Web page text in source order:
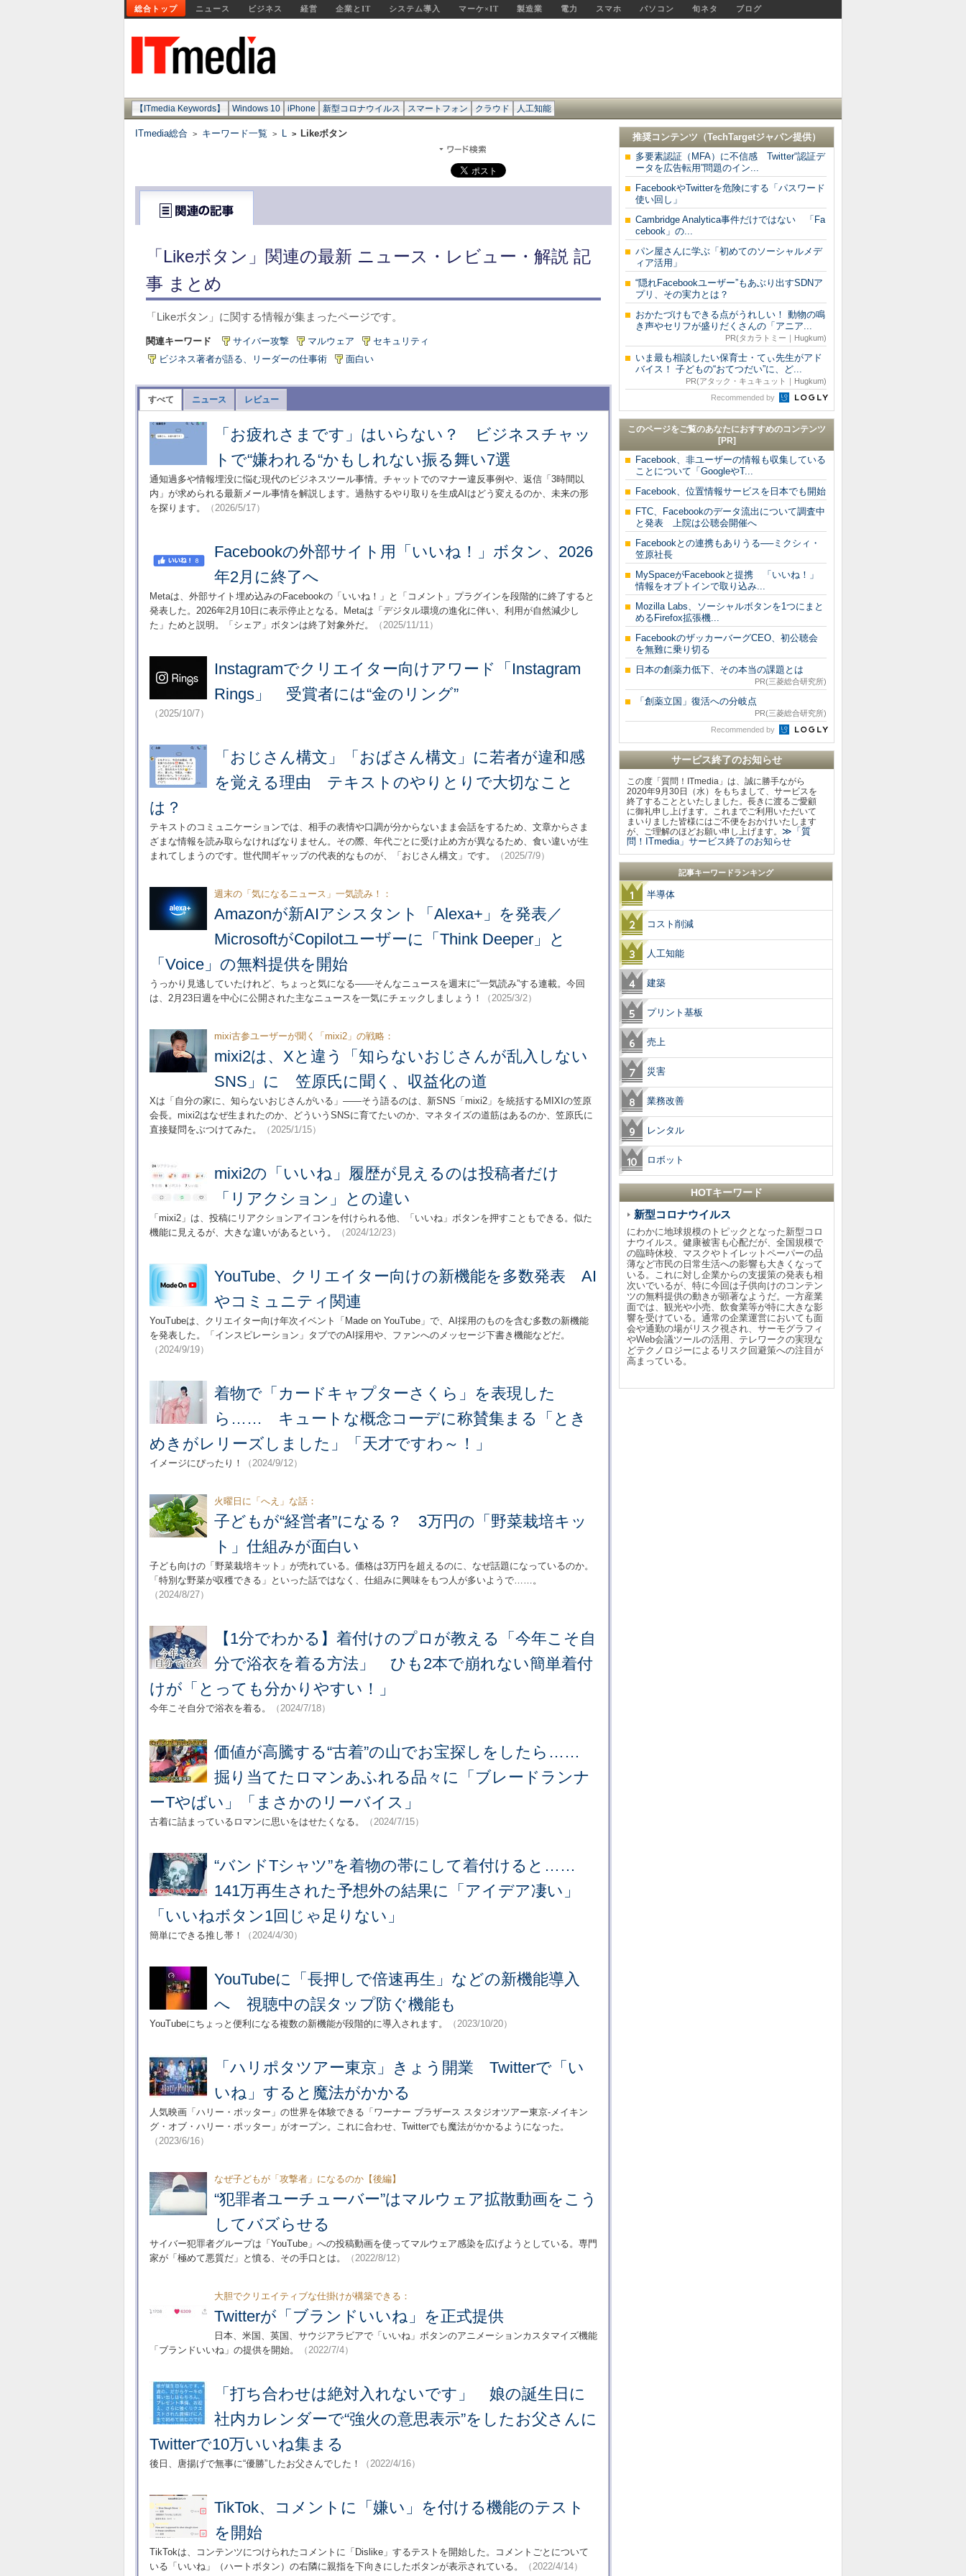
総合トップ ニュース ビジネス 経営 企業とIT システム導入 マーケ×IT 製造業 電力 スマホ パソコン 旬ネタ ブログ
【ITmedia Keywords】 Windows 10 iPhone 新型コロナウイルス スマートフォン クラウド 人工知能
ITmedia総合 > キーワード一覧 > L > Likeボタン
「Likeボタン」関連の最新 ニュース・レビュー・解説 記
事 まとめ
「Likeボタン」に関する情報が集まったページです。
関連キーワード サイバー攻撃 マルウェア
セキュリティ
ビジネス著者が語る、リーダーの仕事術
面白い
すべて ニュース レビュー
「お疲れさまです」はいらない？ ビジネスチャッ
トで“嫌われる“かもしれない振る舞い7選
通知過多や情報埋没に悩む現代のビジネスツール事情。チャットでのマナー違反事例や、返信「3時間以
内」が求められる最新メール事情を解説します。過熱するやり取りを生成AIはどう変えるのか、未来の形
を探ります。
（2026/5/17）
Facebookの外部サイト用「いいね！」ボタン、2026
年2月に終了へ
Metaは、外部サイト埋め込みのFacebookの「いいね！」と「コメント」プラグインを段階的に終了すると
発表した。2026年2月10日に表示停止となる。Metaは「デジタル環境の進化に伴い、利用が自然減少し
た」ためと説明。「シェア」ボタンは終了対象外だ。
（2025/11/11）
Instagramでクリエイター向けアワード「Instagram
Rings」 受賞者には“金のリング”
（2025/10/7）
「おじさん構文」「おばさん構文」に若者が違和感
を覚える理由 テキストのやりとりで大切なこと
は？
テキストのコミュニケーションでは、相手の表情や口調が分からないまま会話をするため、文章からさま
ざまな情報を読み取らなければなりません。その際、年代ごとに受け止め方が異なるため、食い違いが生
まれてしまうのです。世代間ギャップの代表的なものが、「おじさん構文」です。
（2025/7/9）
週末の「気になるニュース」一気読み！：
Amazonが新AIアシスタント「Alexa+」を発表／
MicrosoftがCopilotユーザーに「Think Deeper」と
「Voice」の無料提供を開始
うっかり見逃していたけれど、ちょっと気になる――そんなニュースを週末に“一気読み”する連載。今回
は、2月23日週を中心に公開された主なニュースを一気にチェックしましょう！
（2025/3/2）
mixi古参ユーザーが聞く「mixi2」の戦略：
mixi2は、Xと違う「知らないおじさんが乱入しない
SNS」に 笠原氏に聞く、収益化の道
Xは「自分の家に、知らないおじさんがいる」――そう語るのは、新SNS「mixi2」を統括するMIXIの笠原
会長。mixi2はなぜ生まれたのか、どういうSNSに育てたいのか、マネタイズの道筋はあるのか、笠原氏に
直接疑問をぶつけてみた。
（2025/1/15）
mixi2の「いいね」履歴が見えるのは投稿者だけ
「リアクション」との違い
「mixi2」は、投稿にリアクションアイコンを付けられる他、「いいね」ボタンを押すこともできる。似た
機能に見えるが、大きな違いがあるという。
（2024/12/23）
YouTube、クリエイター向けの新機能を多数発表 AI
やコミュニティ関連
YouTubeは、クリエイター向け年次イベント「Made on YouTube」で、AI採用のものを含む多数の新機能
を発表した。「インスピレーション」タブでのAI採用や、ファンへのメッセージ下書き機能などだ。
（2024/9/19）
着物で「カードキャプターさくら」を表現した
ら…… キュートな概念コーデに称賛集まる「とき
めきがレリーズしました」「天才ですわ～！」
イメージにぴったり！ （2024/9/12）
火曜日に「へえ」な話：
子どもが“経営者”になる？ 3万円の「野菜栽培キッ
ト」仕組みが面白い
子ども向けの「野菜栽培キット」が売れている。価格は3万円を超えるのに、なぜ話題になっているのか。
「特別な野菜が収穫できる」といった話ではなく、仕組みに興味をもつ人が多いようで……。
（2024/8/27）
【1分でわかる】着付けのプロが教える「今年こそ自
分で浴衣を着る方法」 ひも2本で崩れない簡単着付
けが「とっても分かりやすい！」
今年こそ自分で浴衣を着る。 （2024/7/18）
価値が高騰する“古着”の山でお宝探しをしたら……
掘り当てたロマンあふれる品々に「ブレードランナ
ーTやばい」「まさかのリーバイス」
古着に詰まっているロマンに思いをはせたくなる。 （2024/7/15）
“バンドTシャツ”を着物の帯にして着付けると……
141万再生された予想外の結果に「アイデア凄い」
「いいねボタン1回じゃ足りない」
簡単にできる推し帯！ （2024/4/30）
YouTubeに「長押しで倍速再生」などの新機能導入
へ 視聴中の誤タップ防ぐ機能も
YouTubeにちょっと便利になる複数の新機能が段階的に導入されます。 （2023/10/20）
「ハリポタツアー東京」きょう開業 Twitterで「い
いね」すると魔法がかかる
人気映画「ハリー・ポッター」の世界を体験できる「ワーナー ブラザース スタジオツアー東京-メイキン
グ・オブ・ハリー・ポッター」がオープン。これに合わせ、Twitterでも魔法がかかるようになった。
（2023/6/16）
なぜ子どもが「攻撃者」になるのか【後編】
“犯罪者ユーチューバー”はマルウェア拡散動画をこう
してバズらせる
サイバー犯罪者グループは「YouTube」への投稿動画を使ってマルウェア感染を広げようとしている。専門
家が「極めて悪質だ」と憤る、その手口とは。
（2022/8/12）
大胆でクリエイティブな仕掛けが構築できる：
Twitterが「ブランドいいね」を正式提供
日本、米国、英国、サウジアラビアで「いいね」ボタンのアニメーションカスタマイズ機能
「ブランドいいね」の提供を開始。
（2022/7/4）
「打ち合わせは絶対入れないです」 娘の誕生日に
社内カレンダーで“強火の意思表示”をしたお父さんに
Twitterで10万いいね集まる
後日、唐揚げで無事に“優勝”したお父さんでした！ （2022/4/16）
TikTok、コメントに「嫌い」を付ける機能のテスト
を開始
TikTokは、コンテンツにつけられたコメントに「Dislike」するテストを開始した。コメントごとについて
いる「いいね」（ハートボタン）の右隣に親指を下向きにしたボタンが表示されている。
（2022/4/14）
推奨コンテンツ（TechTargetジャパン提供）
多要素認証（MFA）に不信感 Twitter“認証デ
ータを広告転用”問題のイン...
FacebookやTwitterを危険にする「パスワード
使い回し」
Cambridge Analytica事件だけではない 「Fa
cebook」の...
パン屋さんに学ぶ「初めてのソーシャルメデ
ィア活用」
“隠れFacebookユーザー”もあぶり出すSDNア
プリ、その実力とは？
おかたづけもできる点がうれしい！ 動物の鳴
き声やセリフが盛りだくさんの「アニア...
PR(タカラトミー｜Hugkum)
いま最も相談したい保育士・てぃ先生がアド
バイス！ 子どもの“おてつだい”に、ど...
PR(アタック・キュキュット｜Hugkum)
Recommended by
このページをご覧のあなたにおすすめのコンテンツ
[PR]
Facebook、非ユーザーの情報も収集している
ことについて「GoogleやT...
Facebook、位置情報サービスを日本でも開始
FTC、Facebookのデータ流出について調査中
と発表 上院は公聴会開催へ
Facebookとの連携もありうる──ミクシィ・
笠原社長
MySpaceがFacebookと提携 「いいね！」
情報をオプトインで取り込み...
Mozilla Labs、ソーシャルボタンを1つにまと
めるFirefox拡張機...
FacebookのザッカーバーグCEO、初公聴会
を無難に乗り切る
日本の創薬力低下、その本当の課題とは
PR(三菱総合研究所)
「創薬立国」復活への分岐点
PR(三菱総合研究所)
Recommended by
サービス終了のお知らせ
この度「質問！ITmedia」は、誠に勝手ながら
2020年9月30日（水）をもちまして、サービスを
終了することといたしました。長きに渡るご愛顧
に御礼申し上げます。これまでご利用いただいて
まいりました皆様にはご不便をおかけいたします
が、ご理解のほどお願い申し上げます。 ≫「質
問！ITmedia」サービス終了のお知らせ
記事キーワードランキング
半導体
コスト削減
人工知能
建築
プリント基板
売上
災害
業務改善
レンタル
ロボット
HOTキーワード
新型コロナウイルス
にわかに地球規模のトピックとなった新型コロ
ナウイルス。健康被害も心配だが、全国規模で
の臨時休校、マスクやトイレットペーパーの品
薄など市民の日常生活への影響も大きくなって
いる。これに対し企業からの支援策の発表も相
次いでいるが、特に今回は子供向けのコンテン
ツの無料提供の動きが顕著なようだ。一方産業
面では、観光や小売、飲食業等が特に大きな影
響を受けている。通常の企業運営においても面
会や通勤の場がリスク視され、サーモグラフィ
やWeb会議ツールの活用、テレワークの実現な
どテクノロジーによるリスク回避策への注目が
高まっている。